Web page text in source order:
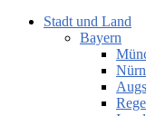
Stadt und Land
Bayern